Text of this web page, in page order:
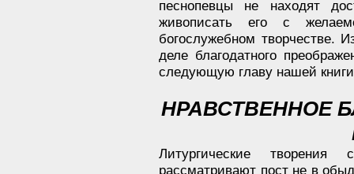
песнопевцы не находят
живописать его с
богослужебном творчестве.
деле благодатного
следующую главу нашей
НРАВСТВЕННОЕ
Литургические
рассматривают пост не в